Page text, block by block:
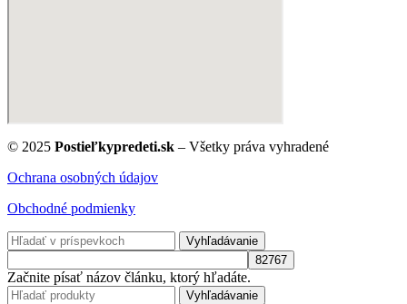
© 2025 Postieľkypredeti.sk – Všetky práva vyhradené
Ochrana osobných údajov
Obchodné podmienky
Vyhľadávanie
Začnite písať názov článku, ktorý hľadáte.
Vyhľadávanie